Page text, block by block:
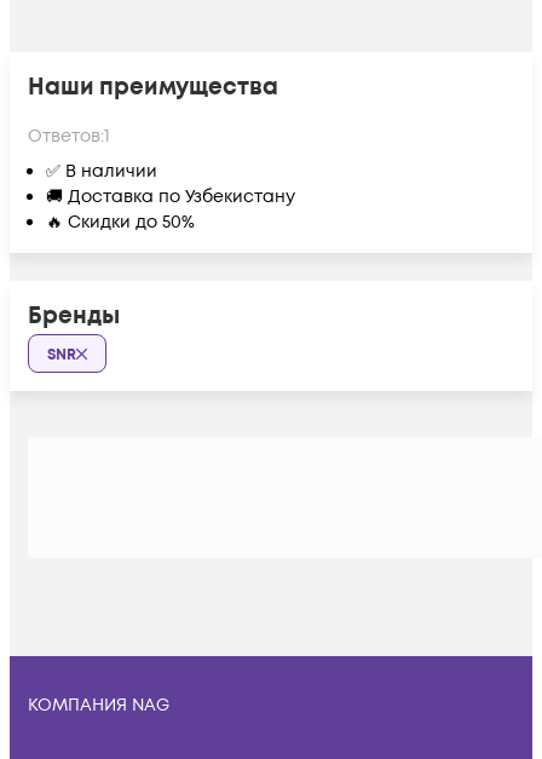
Наши преимущества
Ответов:1
✅ В наличии
🚚 Доставка по Узбекистану
🔥 Скидки до 50%
Бренды
SNR
КОМПАНИЯ NAG